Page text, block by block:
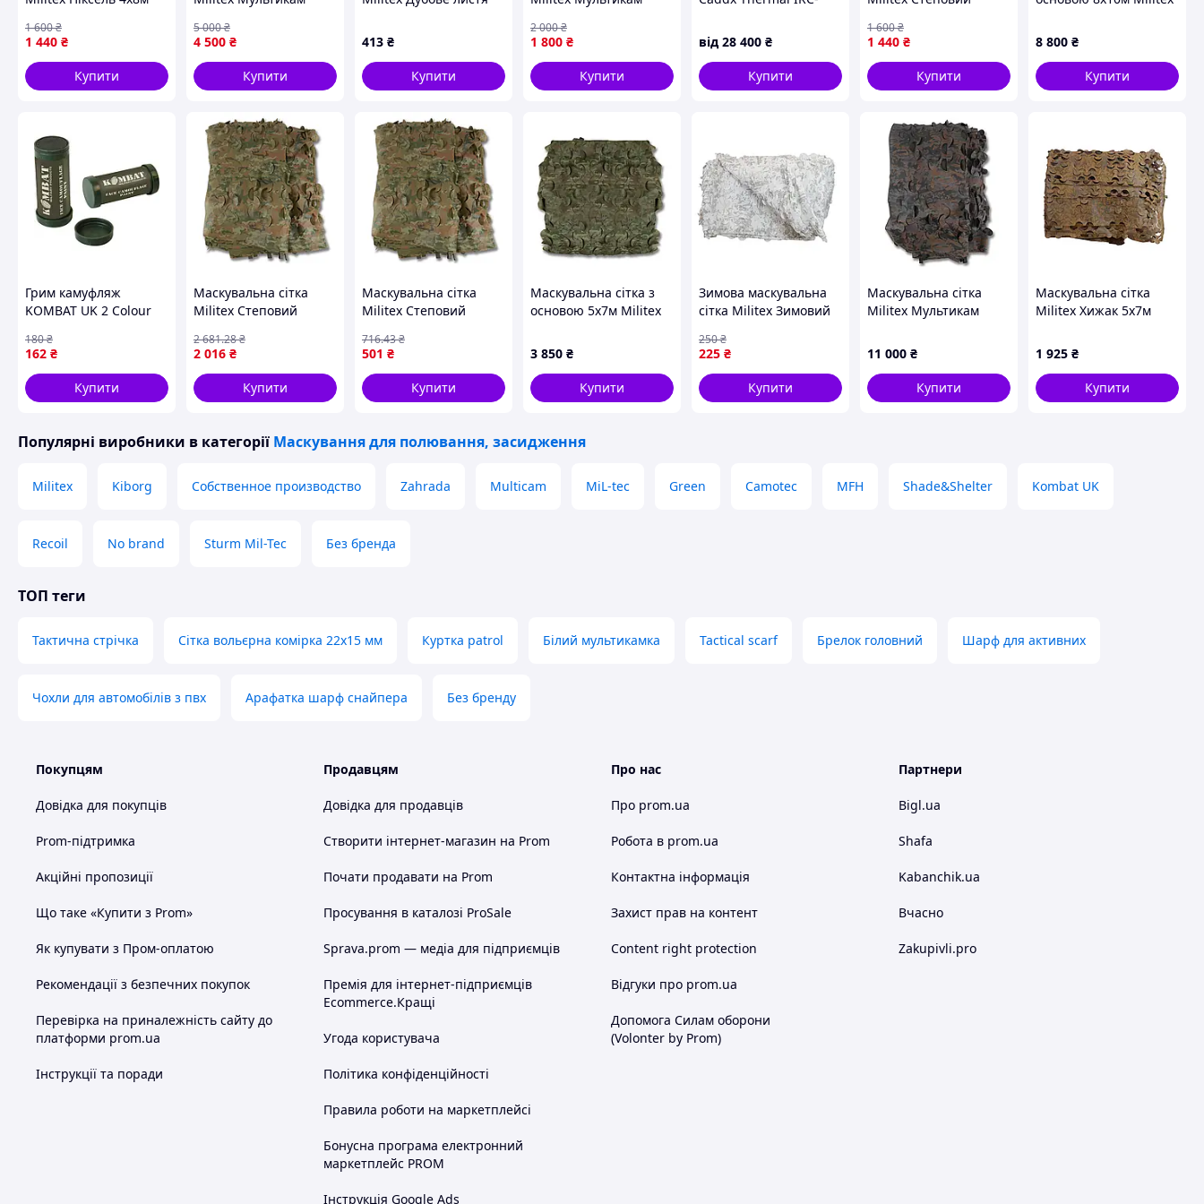
1 440 ₴
1 600₴
Купити
100 кв.м.)
4 500 ₴
5 000₴
Купити
кв.м.)
413 ₴
Купити
кв.м.)
1 800 ₴
2 000₴
Купити
FPV-дронів
від 28 400 ₴
Купити
(площа 32 кв.м.)
1 440 ₴
1 600₴
Купити
8 800 ₴
Купити
Грим камуфляж
KOMBAT UK 2 Colour
162 ₴
180₴
Купити
Маскувальна сітка
Militex Степовий
(площа 40 кв.м.)
2 016 ₴
2 681.28₴
Купити
Маскувальна сітка
Militex Степовий
(площа 10 кв.м.)
501 ₴
716.43₴
Купити
Маскувальна сітка з
основою 5х7м Militex
3 850 ₴
Купити
Зимова маскувальна
сітка Militex Зимовий
(площа 5 кв. м.)
225 ₴
250₴
Купити
Маскувальна сітка
Militex Мультикам
200 кв.м.)
11 000 ₴
Купити
Маскувальна сітка
Militex Хижак 5х7м
1 925 ₴
Купити
Популярні виробники в категорії Маскування для полювання, засидження
Militex Kiborg Собственное производство Zahrada Multicam MiL-tec Green Camotec MFH Shade&Shelter Kombat UK
Recoil No brand Sturm Mil-Tec Без бренда
ТОП теги
Тактична стрічка Сітка вольєрна комірка 22х15 мм Куртка patrol Білий мультикамка Tactical scarf Брелок головний Шарф для активних
Чохли для автомобілів з пвх Арафатка шарф снайпера Без бренду
Покупцям
Довідка для покупців
Prom-підтримка
Акційні пропозиції
Що таке «Купити з Prom»
Як купувати з Пром-оплатою
Рекомендації з безпечних покупок
Перевірка на приналежність сайту до
платформи prom.ua
Інструкції та поради
Продавцям
Довідка для продавців
Створити інтернет-магазин на Prom
Почати продавати на Prom
Просування в каталозі ProSale
Sprava.prom — медіа для підприємців
Премія для інтернет-підприємців
Ecommerce.Кращі
Угода користувача
Політика конфіденційності
Правила роботи на маркетплейсі
Бонусна програма електронний
маркетплейс PROM
Інструкція Google Ads
Про нас
Про prom.ua
Робота в prom.ua
Контактна інформація
Захист прав на контент
Content right protection
Відгуки про prom.ua
Допомога Силам оборони
(Volonter by Prom)
Партнери
Bigl.ua
Shafa
Kabanchik.ua
Вчасно
Zakupivli.pro